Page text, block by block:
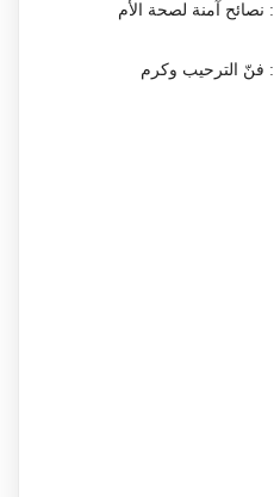
نصائح آمنة لصحة الأم
فنّ الترحيب وكرم